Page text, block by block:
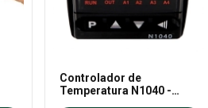
Controlador de
Temperatura N1040 -